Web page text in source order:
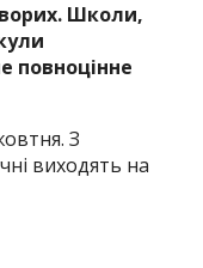
Школи,
повноцінне
З
виходять на